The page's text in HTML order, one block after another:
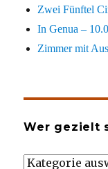
Zwei Fünftel
In Genua –
Zimmer mit
Wer gezielt
Wer